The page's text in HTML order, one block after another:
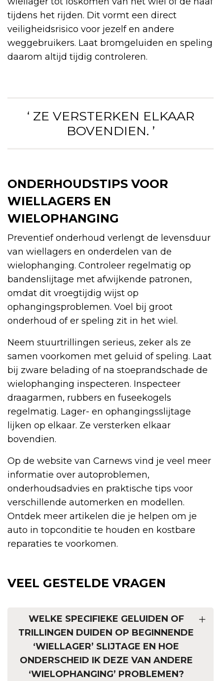
tijdens het rijden. Dit vormt een direct
veiligheidsrisico voor jezelf en andere
weggebruikers. Laat bromgeluiden en speling
daarom altijd tijdig controleren.
‘ ZE VERSTERKEN ELKAAR
BOVENDIEN. ’
ONDERHOUDSTIPS VOOR
WIELLAGERS EN
WIELOPHANGING
Preventief onderhoud verlengt de levensduur
van wiellagers en onderdelen van de
wielophanging. Controleer regelmatig op
bandenslijtage met afwijkende patronen,
omdat dit vroegtijdig wijst op
ophangingsproblemen. Voel bij groot
onderhoud of er speling zit in het wiel.
Neem stuurtrillingen serieus, zeker als ze
samen voorkomen met geluid of speling. Laat
bij zware belading of na stoeprandschade de
wielophanging inspecteren. Inspecteer
draagarmen, rubbers en fuseekogels
regelmatig. Lager- en ophangingsslijtage
lijken op elkaar. Ze versterken elkaar
bovendien.
Op de website van Carnews vind je veel meer
informatie over autoproblemen,
onderhoudsadvies en praktische tips voor
verschillende automerken en modellen.
Ontdek meer artikelen die je helpen om je
auto in topconditie te houden en kostbare
reparaties te voorkomen.
VEEL GESTELDE VRAGEN
WELKE SPECIFIEKE GELUIDEN OF
TRILLINGEN DUIDEN OP BEGINNENDE
‘WIELLAGER’ SLIJTAGE EN HOE
ONDERSCHEID IK DEZE VAN ANDERE
‘WIELOPHANGING’ PROBLEMEN?